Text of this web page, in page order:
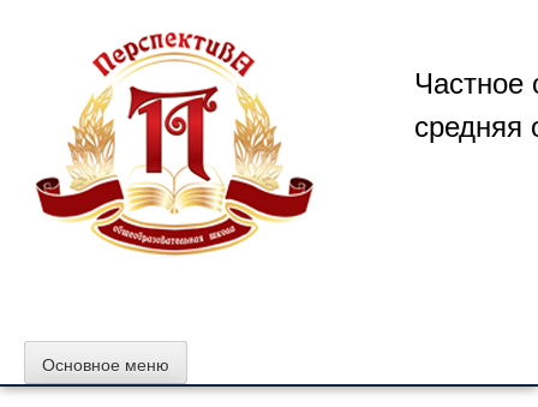
содержимому
Частное
средняя
Основное меню